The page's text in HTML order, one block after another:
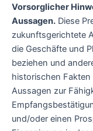
Vorsorglicher
Aussagen. Diese
zukunftsgerichtete
die Geschäfte und
beziehen und
historischen
Aussagen zur
und/oder einen